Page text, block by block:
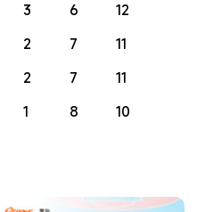
3 6
12
2 7
11
2 7
11
1 8 10